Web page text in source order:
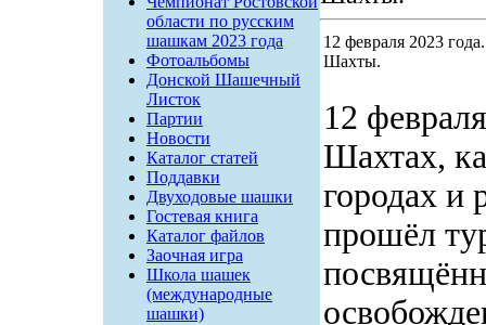
области по русским
шашкам 2023 года
Фотоальбомы
Донской Шашечный
Листок
Партии
Новости
Каталог статей
Поддавки
Двуходовые шашки
Гостевая книга
Каталог файлов
Заочная игра
Школа шашек
(международные
шашки)
12 февраля 2023
Шахты.
12
Шахтах,
городах и
прошёл